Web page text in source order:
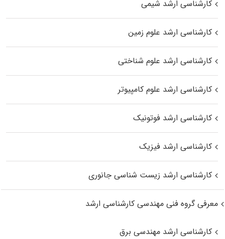
کارشناسی ارشد شیمی
کارشناسی ارشد علوم زمین
کارشناسی ارشد علوم شناختی
کارشناسی ارشد علوم کامپیوتر
کارشناسی ارشد فوتونیک
کارشناسی ارشد فیزیک
کارشناسی ارشد زیست‌ شناسی جانوری
معرفی گروه فنی مهندسی کارشناسی ارشد
کارشناسی ارشد مهندسی برق